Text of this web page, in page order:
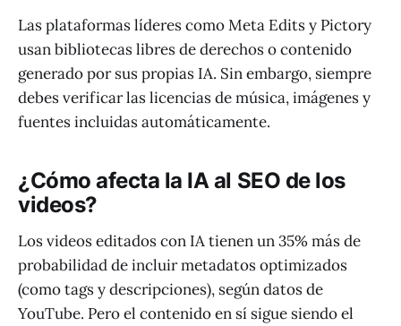
Las plataformas líderes como Meta Edits y Pictory
usan bibliotecas libres de derechos o contenido
generado por sus propias IA. Sin embargo, siempre
debes verificar las licencias de música, imágenes y
fuentes incluidas automáticamente.
¿Cómo afecta la IA al SEO de los
videos?
Los videos editados con IA tienen un 35% más de
probabilidad de incluir metadatos optimizados
(como tags y descripciones), según datos de
YouTube. Pero el contenido en sí sigue siendo el